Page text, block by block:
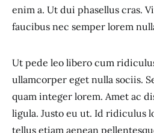
enim a. Ut dui phasellus cras.
faucibus nec semper lorem
Ut pede leo libero cum
ullamcorper eget nulla sociis.
quam integer lorem. Amet ac
ligula. Justo eu ut. Id ridiculus
tellus etiam aenean